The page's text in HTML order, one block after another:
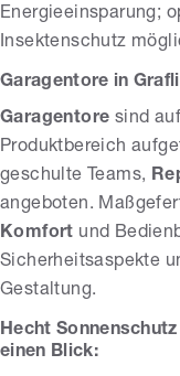
Energieeinsparung;
Insektenschutz
Garagentore in
Garagentore sind
Produktbereich
geschulte Teams,
angeboten.
Komfort und
Sicherheitsaspekte
Gestaltung.
Hecht
einen Blick: